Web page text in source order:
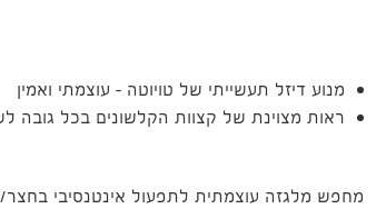
מנוע דיזל תעשייתי של טויוטה – עוצמתי ואמין
ראות מצוינת של קצוות הקלשונים בכל גובה
מחפש מלגזה עוצמתית לתפעול אינטנסיבי